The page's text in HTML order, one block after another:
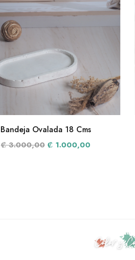
Bandeja Ovalada 18 Cms
₡ 3.000,00 ₡ 1.000,00